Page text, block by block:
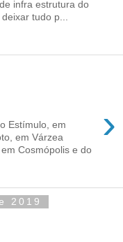
infra estrutura do
tudo p...
›
Estímulo, em
em Várzea
Cosmópolis e do
2019